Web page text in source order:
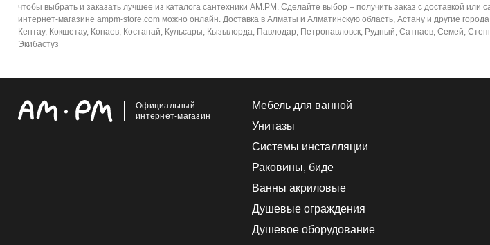
чтобы выбрать и заказать лучшее из каталога сантехники AM.PM. Сделайте выбор – получить заказ с доставкой
интернет-магазине ampm-store.com можно онлайн. Доставка в Алматы и Алматинскую область, Астану и другие
Кентау, Кокшетау, Конаев, Костанай, Кульсары, Кызылорда, Павлодар, Петропавловск, Рудный, Сатпаев, Семей,
Экибастуз
Официальный
интернет-магазин
Мебель для ванной
Унитазы
Системы инсталляции
Раковины, биде
Ванны акриловые
Душевые ограждения
Душевое оборудование